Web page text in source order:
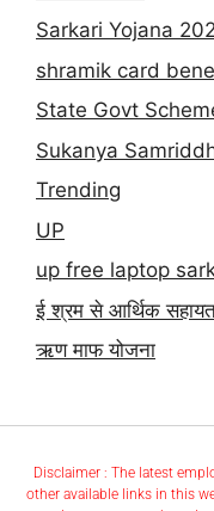
Sarkari Yojana
shramik card
State Govt
Sukanya
Trending
UP
up free laptop
ई श्रम से आर्थिक
ऋण माफ योजना
Disclaimer : The latest
other available links in this